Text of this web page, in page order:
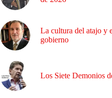
La cultura del atajo y
gobierno
Los Siete Demonios